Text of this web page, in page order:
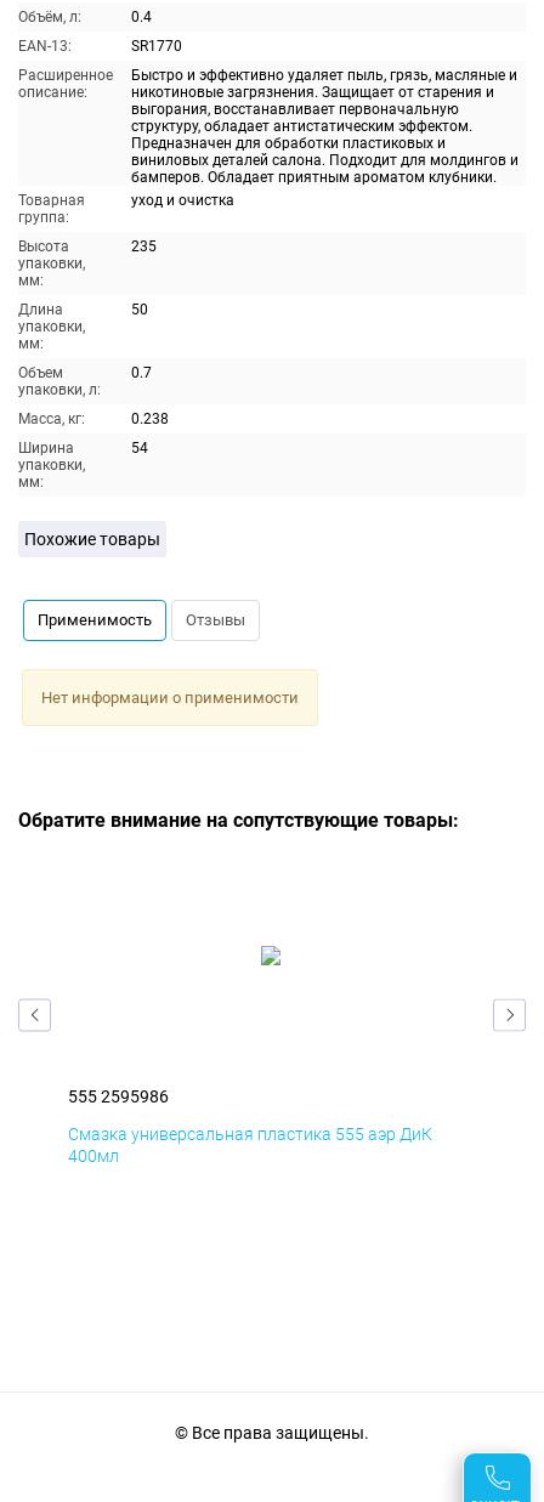
Объём, л:
0.4
EAN-13:
SR1770
Расширенное
описание:
Быстро и эффективно удаляет пыль, грязь, масляные и
никотиновые загрязнения. Защищает от старения и
выгорания, восстанавливает первоначальную
структуру, обладает антистатическим эффектом.
Предназначен для обработки пластиковых и
виниловых деталей салона. Подходит для молдингов и
бамперов. Обладает приятным ароматом клубники.
Товарная
группа:
уход и очистка
Высота
упаковки,
мм:
235
Длина
упаковки,
мм:
50
Объем
упаковки, л:
0.7
Масса, кг:
0.238
Ширина
упаковки,
мм:
54
Похожие товары
Применимость Отзывы
Нет информации о применимости
Обратите внимание на сопутствующие товары:
555 2595986
Смазка универсальная пластика 555 аэр ДиК
400мл
© Все права защищены.